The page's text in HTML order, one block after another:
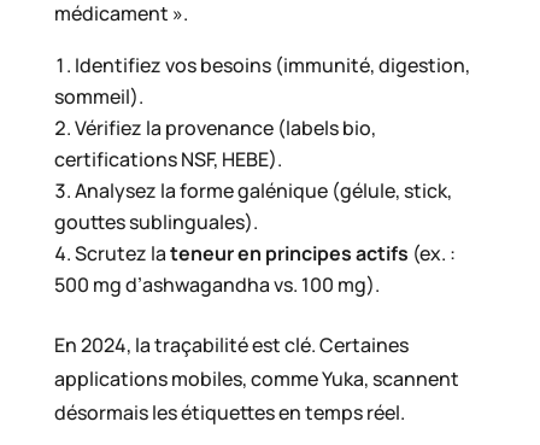
médicament ».
Identifiez vos besoins (immunité, digestion,
sommeil).
Vérifiez la provenance (labels bio,
certifications NSF, HEBE).
Analysez la forme galénique (gélule, stick,
gouttes sublinguales).
Scrutez lateneur en principes actifs (ex. :
500 mg d’ashwagandha vs. 100 mg).
En 2024, la traçabilité est clé. Certaines
applications mobiles, comme Yuka, scannent
désormais les étiquettes en temps réel.